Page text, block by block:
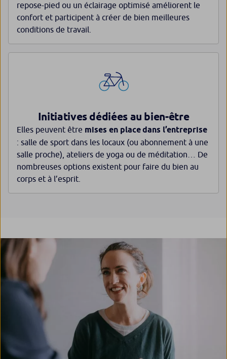
repose-pied ou un éclairage optimisé améliorent le
confort et participent à créer de bien meilleures
conditions de travail.
Initiatives dédiées au bien-être
Elles peuvent être mises en place dans l’entreprise
: salle de sport dans les locaux (ou abonnement à une
salle proche), ateliers de yoga ou de méditation… De
nombreuses options existent pour faire du bien au
corps et à l’esprit.